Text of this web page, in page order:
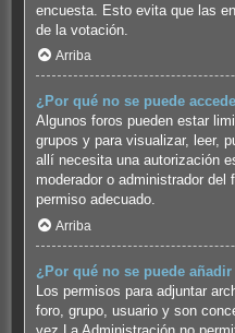
encuesta. Esto evita que las
de la votación.
Arriba
¿Por qué no se puede
Algunos foros pueden estar
grupos y para visualizar, leer,
allí necesita una autorización
moderador o administrador del
permiso adecuado.
Arriba
¿Por qué no se puede
Los permisos para adjuntar
foro, grupo, usuario y son